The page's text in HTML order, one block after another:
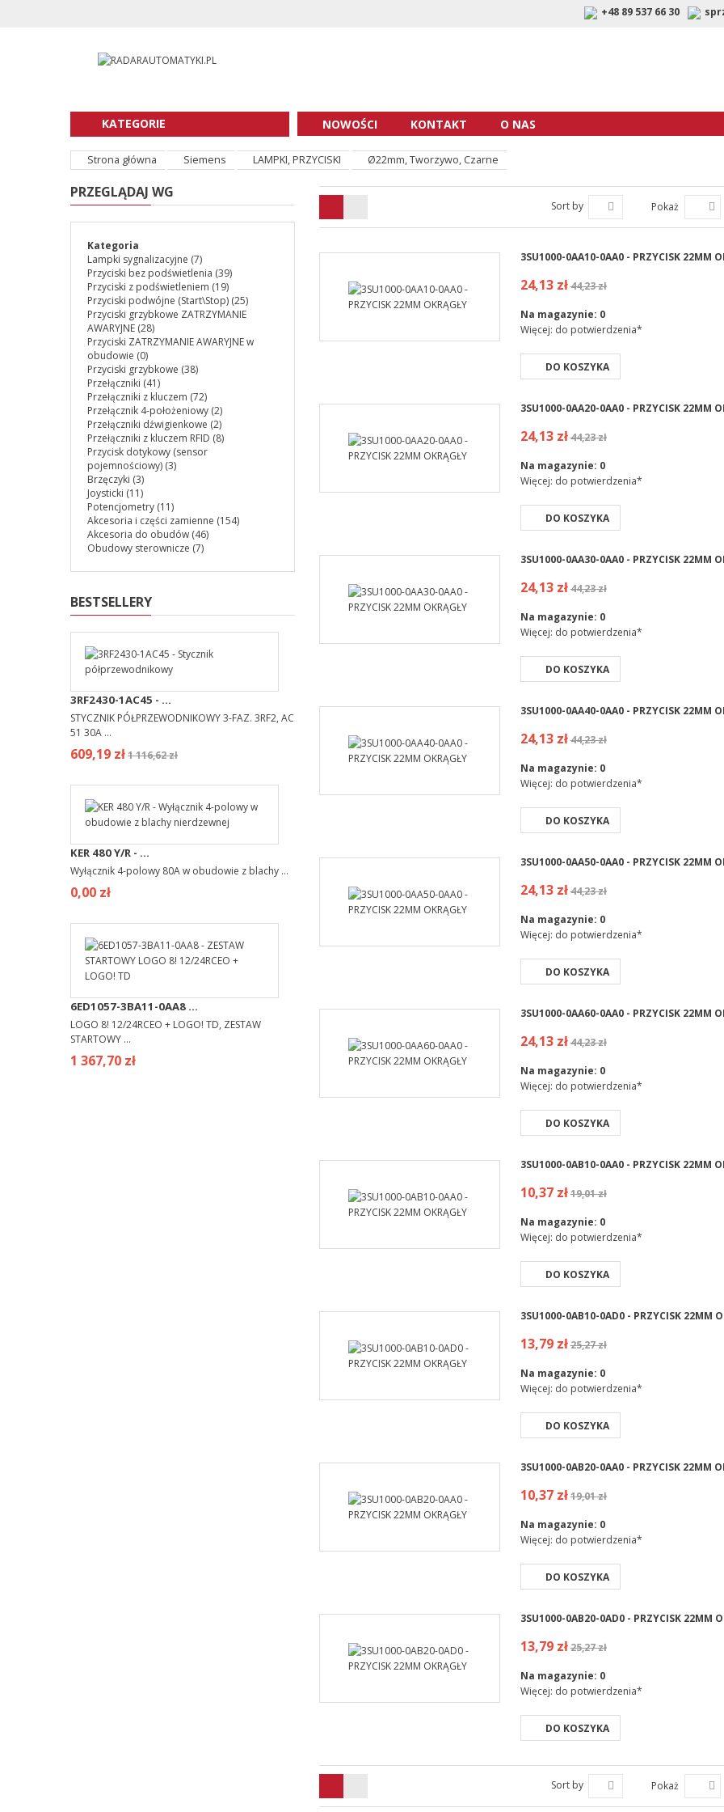
+48 89 537 66 30
KATEGORIE NOWOŚCI KONTAKT O NAS
Strona główna Siemens LAMPKI, PRZYCISKI Ø22mm, Tworzywo, Czarne
PRZEGLĄDAJ WG
Kategoria
Lampki sygnalizacyjne (7)
Przyciski bez podświetlenia (39)
Przyciski z podświetleniem (19)
Przyciski podwójne (Start\Stop) (25)
Przyciski grzybkowe ZATRZYMANIE
AWARYJNE (28)
Przyciski ZATRZYMANIE AWARYJNE w
obudowie (0)
Przyciski grzybkowe (38)
Przełączniki (41)
Przełączniki z kluczem (72)
Przełącznik 4-położeniowy (2)
Przełączniki dźwigienkowe (2)
Przełączniki z kluczem RFID (8)
Przycisk dotykowy (sensor
pojemnościowy) (3)
Brzęczyki (3)
Joysticki (11)
Potencjometry (11)
Akcesoria i części zamienne (154)
Akcesoria do obudów (46)
Obudowy sterownicze (7)
BESTSELLERY
3RF2430-1AC45 - ...
STYCZNIK PÓŁPRZEWODNIKOWY 3-FAZ. 3RF2, AC
51 30A ...
609,19 zł1 116,62 zł
KER 480 Y/R - ...
Wyłącznik 4-polowy 80A w obudowie z blachy ...
0,00 zł
6ED1057-3BA11-0AA8 ...
LOGO 8! 12/24RCEO + LOGO! TD, ZESTAW
STARTOWY ...
1 367,70 zł
Sort by Pokaż
3SU1000-0AA10-0AA0 - PRZYCISK 22MM
24,13 zł44,23 zł
Na magazynie: 0
Więcej: do potwierdzenia*
DO KOSZYKA
3SU1000-0AA20-0AA0 - PRZYCISK 22MM
24,13 zł44,23 zł
Na magazynie: 0
Więcej: do potwierdzenia*
DO KOSZYKA
3SU1000-0AA30-0AA0 - PRZYCISK 22MM
24,13 zł44,23 zł
Na magazynie: 0
Więcej: do potwierdzenia*
DO KOSZYKA
3SU1000-0AA40-0AA0 - PRZYCISK 22MM
24,13 zł44,23 zł
Na magazynie: 0
Więcej: do potwierdzenia*
DO KOSZYKA
3SU1000-0AA50-0AA0 - PRZYCISK 22MM
24,13 zł44,23 zł
Na magazynie: 0
Więcej: do potwierdzenia*
DO KOSZYKA
3SU1000-0AA60-0AA0 - PRZYCISK 22MM
24,13 zł44,23 zł
Na magazynie: 0
Więcej: do potwierdzenia*
DO KOSZYKA
3SU1000-0AB10-0AA0 - PRZYCISK 22MM
10,37 zł19,01 zł
Na magazynie: 0
Więcej: do potwierdzenia*
DO KOSZYKA
3SU1000-0AB10-0AD0 - PRZYCISK 22MM
13,79 zł25,27 zł
Na magazynie: 0
Więcej: do potwierdzenia*
DO KOSZYKA
3SU1000-0AB20-0AA0 - PRZYCISK 22MM
10,37 zł19,01 zł
Na magazynie: 0
Więcej: do potwierdzenia*
DO KOSZYKA
3SU1000-0AB20-0AD0 - PRZYCISK 22MM
13,79 zł25,27 zł
Na magazynie: 0
Więcej: do potwierdzenia*
DO KOSZYKA
Sort by Pokaż